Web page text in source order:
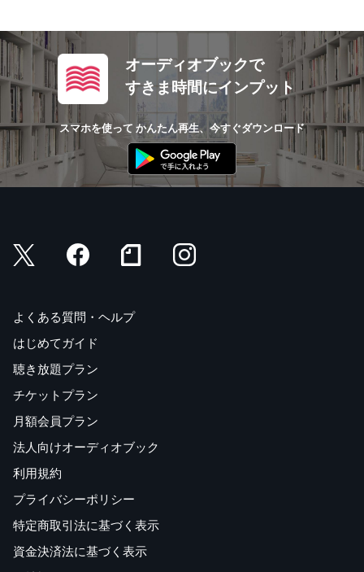
オーディオブックで
すきま時間にインプット
スマホを使って かんたん再生、今すぐダウンロード
よくある質問・ヘルプ
はじめてガイド
聴き放題プラン
チケットプラン
月額会員プラン
法人向けオーディオブック
利用規約
プライバシーポリシー
特定商取引法に基づく表示
資金決済法に基づく表示